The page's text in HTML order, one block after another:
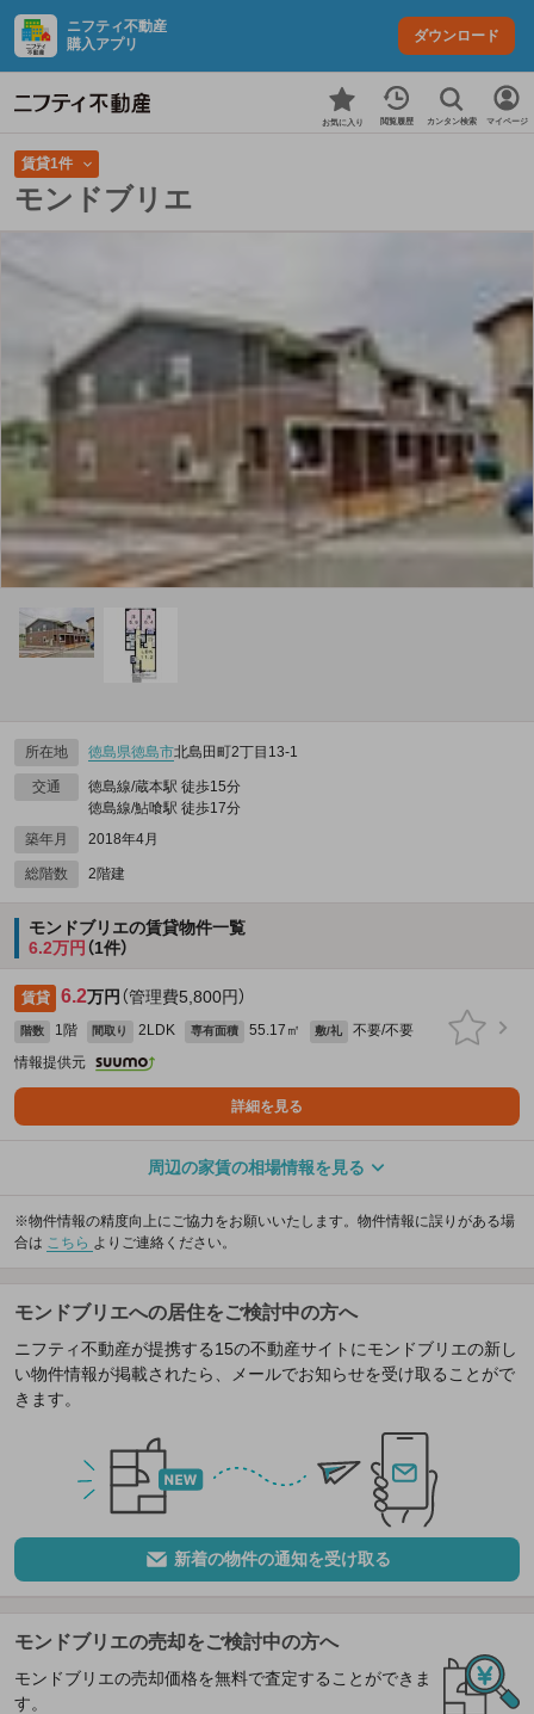
ニフティ不動産
購入アプリ
ダウンロード
お気に入り 閲覧履歴 カンタン検索 マイページ
賃貸1件
モンドブリエ
所在地 徳島県徳島市北島田町2丁目13‐1
交通
徳島線/蔵本駅 徒歩15分
徳島線/鮎喰駅 徒歩17分
築年月
2018年4月
総階数 2階建
モンドブリエの賃貸物件一覧
6.2万円 （1件）
賃貸 6.2万円 （管理費5,800円）
階数 1階 間取り 2LDK 専有面積 55.17㎡ 敷/礼
不要/不要
情報提供元
詳細を見る
周辺の家賃の相場情報を見る
※物件情報の精度向上にご協力をお願いいたします。物件情報に誤りがある場
合は こちら よりご連絡ください。
モンドブリエへの居住をご検討中の方へ
ニフティ不動産が提携する15の不動産サイトにモンドブリエの新し
い物件情報が掲載されたら、メールでお知らせを受け取ることがで
きます。
新着の物件の通知を受け取る
モンドブリエの売却をご検討中の方へ
モンドブリエの売却価格を無料で査定することができま
す。